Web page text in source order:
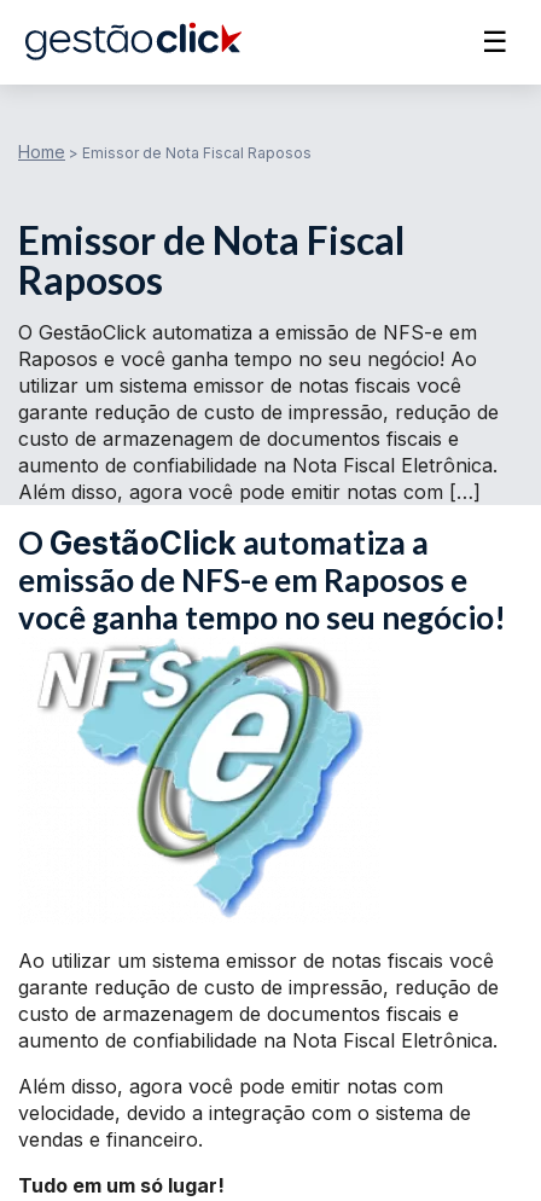
☰
Home > Emissor de Nota Fiscal Raposos
Emissor de Nota Fiscal
Raposos
O GestãoClick automatiza a emissão de NFS-e em
Raposos e você ganha tempo no seu negócio! Ao
utilizar um sistema emissor de notas fiscais você
garante redução de custo de impressão, redução de
custo de armazenagem de documentos fiscais e
aumento de confiabilidade na Nota Fiscal Eletrônica.
Além disso, agora você pode emitir notas com […]
O GestãoClick automatiza a
emissão de NFS-e em Raposos e
você ganha tempo no seu negócio!
Ao utilizar um sistema emissor de notas fiscais você
garante redução de custo de impressão, redução de
custo de armazenagem de documentos fiscais e
aumento de confiabilidade na Nota Fiscal Eletrônica.
Além disso, agora você pode emitir notas com
velocidade, devido a integração com o sistema de
vendas e financeiro.
Tudo em um só lugar!